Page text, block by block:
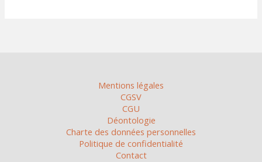
Mentions légales
CGSV
CGU
Déontologie
Charte des données personnelles
Politique de confidentialité
Contact